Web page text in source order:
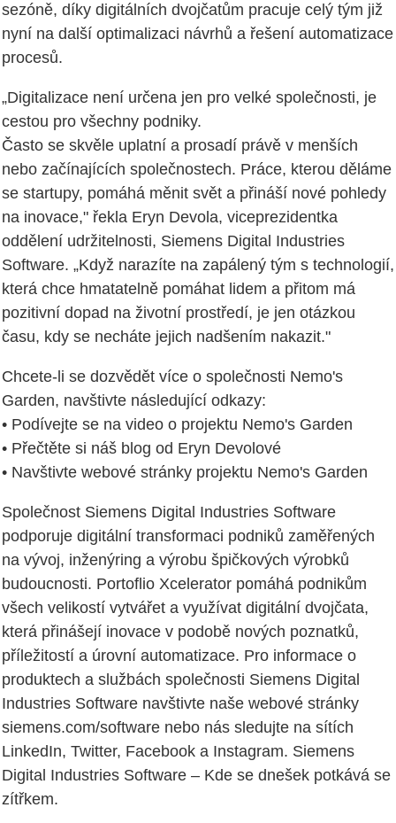
sezóně, díky digitálních dvojčatům pracuje celý tým již
nyní na další optimalizaci návrhů a řešení automatizace
procesů.
„Digitalizace není určena jen pro velké společnosti, je
cestou pro všechny podniky.
Často se skvěle uplatní a prosadí právě v menších
nebo začínajících společnostech. Práce, kterou děláme
se startupy, pomáhá měnit svět a přináší nové pohledy
na inovace," řekla Eryn Devola, viceprezidentka
oddělení udržitelnosti, Siemens Digital Industries
Software. „Když narazíte na zapálený tým s technologií,
která chce hmatatelně pomáhat lidem a přitom má
pozitivní dopad na životní prostředí, je jen otázkou
času, kdy se necháte jejich nadšením nakazit."
Chcete-li se dozvědět více o společnosti Nemo's
Garden, navštivte následující odkazy:
• Podívejte se na video o projektu Nemo's Garden
• Přečtěte si náš blog od Eryn Devolové
• Navštivte webové stránky projektu Nemo's Garden
Společnost Siemens Digital Industries Software
podporuje digitální transformaci podniků zaměřených
na vývoj, inženýring a výrobu špičkových výrobků
budoucnosti. Portoflio Xcelerator pomáhá podnikům
všech velikostí vytvářet a využívat digitální dvojčata,
která přinášejí inovace v podobě nových poznatků,
příležitostí a úrovní automatizace. Pro informace o
produktech a službách společnosti Siemens Digital
Industries Software navštivte naše webové stránky
siemens.com/software nebo nás sledujte na sítích
LinkedIn, Twitter, Facebook a Instagram. Siemens
Digital Industries Software – Kde se dnešek potkává se
zítřkem.